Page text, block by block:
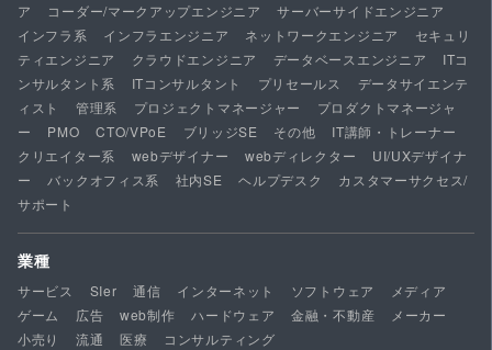
ア
コーダー/マークアップエンジニア
サーバーサイドエンジニア
インフラ系
インフラエンジニア ネットワークエンジニア
セキュリ
ティエンジニア
クラウドエンジニア データベースエンジニア
ITコ
ンサルタント系
ITコンサルタント プリセールス
データサイエンテ
ィスト
管理系 プロジェクトマネージャー
プロダクトマネージャ
ー
PMO CTO/VPoE ブリッジSE その他
IT講師・トレーナー
クリエイター系
webデザイナー webディレクター
UI/UXデザイナ
ー
バックオフィス系 社内SE ヘルプデスク
カスタマーサクセス/
サポート
業種
サービス SIer 通信 インターネット ソフトウェア
メディア
ゲーム
広告 web制作 ハードウェア 金融・不動産
メーカー
小売り
流通 医療 コンサルティング